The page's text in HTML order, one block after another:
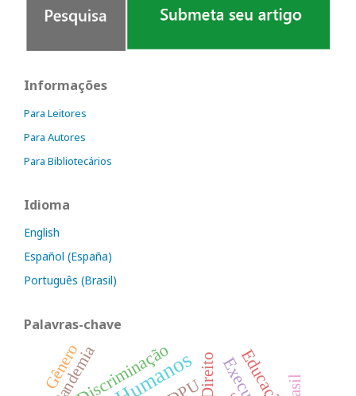
Informações
Para Leitores
Para Autores
Para Bibliotecários
Idioma
English
Español (España)
Português (Brasil)
Palavras-chave
Educação
Discriminação Direito
Pandemia
Gênero